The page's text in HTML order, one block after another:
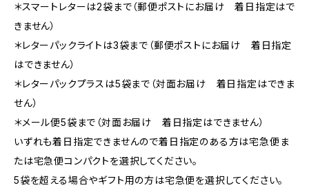
＊スマートレターは2袋まで（郵便ポストにお届け 着日指定はで
きません）
＊レターパックライトは3袋まで（郵便ポストにお届け 着日指定
はできません）
＊レターパックプラスは5袋まで（対面お届け 着日指定はできま
せん）
＊メール便5袋まで（対面お届け 着日指定はできません）
いずれも着日指定できませんので着日指定のある方は宅急便ま
たは宅急便コンパクトを選択してください。
5袋を超える場合やギフト用の方は宅急便を選択してください。